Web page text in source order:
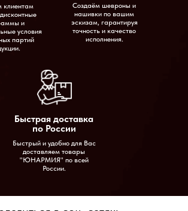
клиентам
и
условия
партий
Создаём шевроны и
нашивки по вашим
эскизам, гарантируя
точность и качество
исполнения.
Быстрый и удобно для Вас
доставляем товары
"ЮНАРМИЯ" по всей
России.
Быстрая доставка
по России
работы
ответы